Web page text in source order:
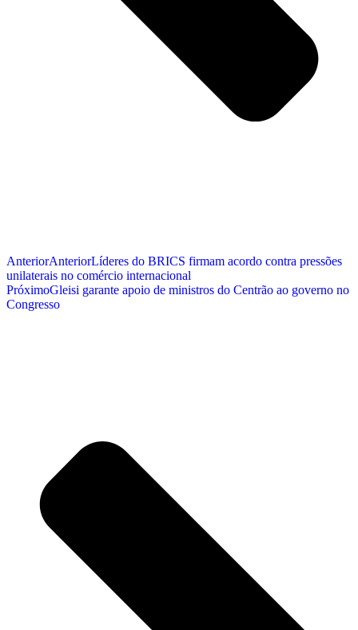
AnteriorAnteriorLíderes do BRICS firmam acordo contra pressões
unilaterais no comércio internacional
PróximoGleisi garante apoio de ministros do Centrão ao governo no
Congresso